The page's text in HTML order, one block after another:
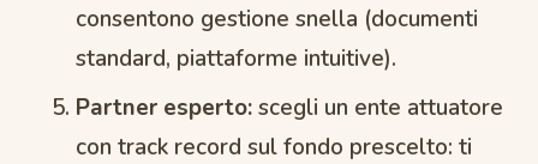
consentono gestione snella (documenti
standard, piattaforme intuitive).
Partner esperto:scegli un ente attuatore
con track record sul fondo prescelto: ti